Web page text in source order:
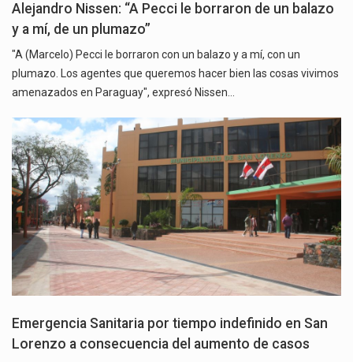
Alejandro Nissen: “A Pecci le borraron de un balazo
y a mí, de un plumazo”
"A (Marcelo) Pecci le borraron con un balazo y a mí, con un
plumazo. Los agentes que queremos hacer bien las cosas vivimos
amenazados en Paraguay", expresó Nissen…
Emergencia Sanitaria por tiempo indefinido en San
Lorenzo a consecuencia del aumento de casos